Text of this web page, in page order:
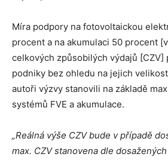
Míra podpory na fotovoltaickou
procent a na akumulaci 50 procent
celkových způsobilých výdajů
podniky bez ohledu na jejich
autoři výzvy stanovili na základě
systémů FVE a akumulace.
„Reálná výše CZV bude v případě
max. CZV stanovena dle